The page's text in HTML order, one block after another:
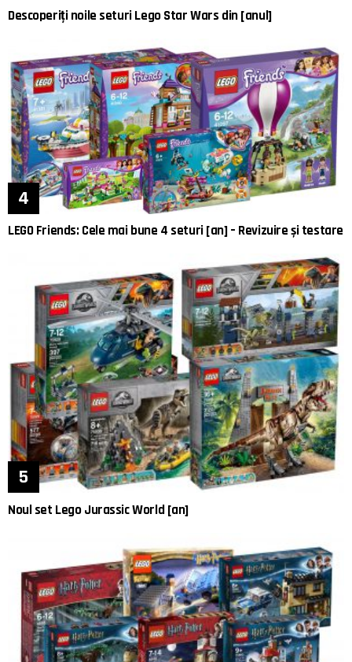
Descoperiți noile seturi Lego Star Wars din [anul]
LEGO Friends: Cele mai bune 4 seturi [an] – Revizuire și testare
Noul set Lego Jurassic World [an]